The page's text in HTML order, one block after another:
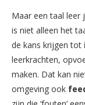
Maar een taal leer
is niet alleen het
de kans krijgen tot
leerkrachten,
maken. Dat kan
omgeving ook